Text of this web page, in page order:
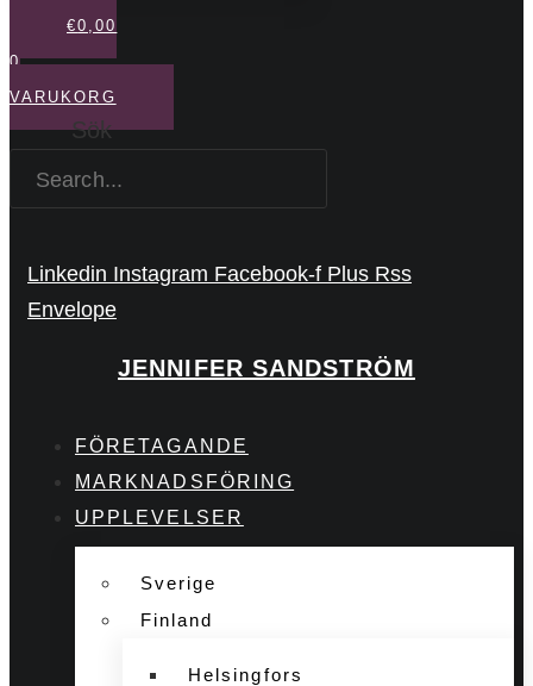
€0,00
0
VARUKORG
Sök
Linkedin Instagram Facebook-f Plus Rss
Envelope
JENNIFER SANDSTRÖM
FÖRETAGANDE
MARKNADSFÖRING
UPPLEVELSER
Sverige
Finland
Helsingfors